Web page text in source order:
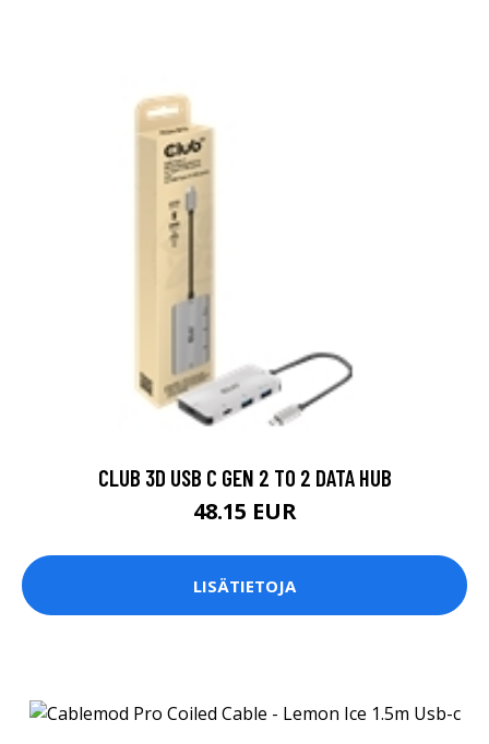
CLUB 3D USB C GEN 2 TO 2 DATA HUB
48.15 EUR
LISÄTIETOJA